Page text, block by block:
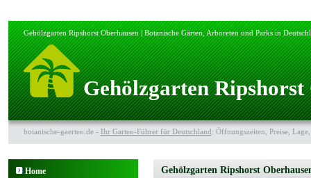
Gehölzgarten Ripshorst Oberhausen | Botanische Gärten, Arboreten und Parks in
Gehölzgarten Ripshorst
botanische-gaerten.de - Ihr Garten-Führer für Deutschland: Öffnungszeiten, Preise,
Home Gehölzgarten Ripshorst